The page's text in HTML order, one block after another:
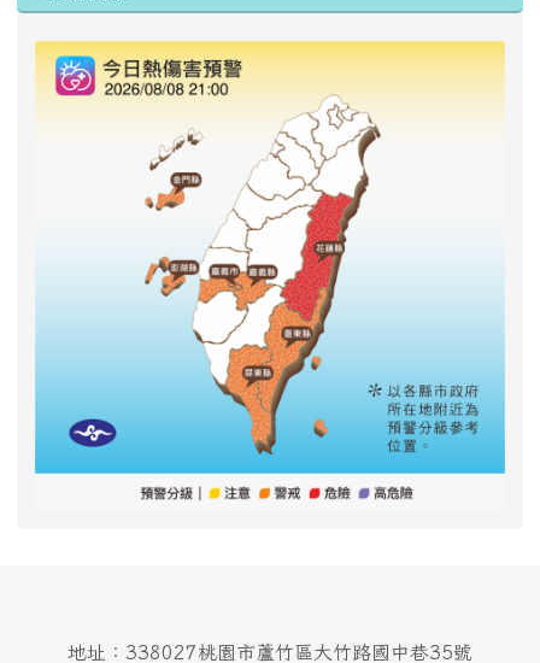
地址：338027桃園市蘆竹區大竹路國中巷35號